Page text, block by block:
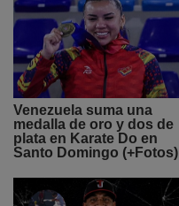
Venezuela suma una
medalla de oro y dos de
plata en Karate Do en
Santo Domingo (+Fotos)